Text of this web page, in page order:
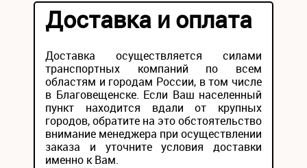
Доставка и оплата
Доставка осуществляется силами
транспортных компаний по всем
областям и городам России, в том числе
в Благовещенске. Если Ваш населенный
пункт находится вдали от крупных
городов, обратите на это обстоятельство
внимание менеджера при осуществлении
заказа и уточните условия доставки
именно к Вам.